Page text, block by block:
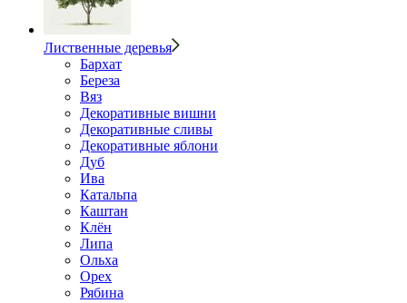
Лиственные деревья
Бархат
Береза
Вяз
Декоративные вишни
Декоративные сливы
Декоративные яблони
Дуб
Ива
Катальпа
Каштан
Клён
Липа
Ольха
Орех
Рябина